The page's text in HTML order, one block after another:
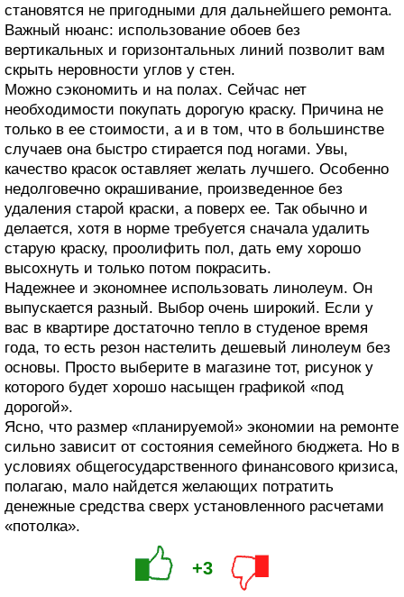
становятся не пригодными для дальнейшего ремонта.
Важный нюанс: использование обоев без
вертикальных и горизонтальных линий позволит вам
скрыть неровности углов у стен.
Можно сэкономить и на полах. Сейчас нет
необходимости покупать дорогую краску. Причина не
только в ее стоимости, а и в том, что в большинстве
случаев она быстро стирается под ногами. Увы,
качество красок оставляет желать лучшего. Особенно
недолговечно окрашивание, произведенное без
удаления старой краски, а поверх ее. Так обычно и
делается, хотя в норме требуется сначала удалить
старую краску, проолифить пол, дать ему хорошо
высохнуть и только потом покрасить.
Надежнее и экономнее использовать линолеум. Он
выпускается разный. Выбор очень широкий. Если у
вас в квартире достаточно тепло в студеное время
года, то есть резон настелить дешевый линолеум без
основы. Просто выберите в магазине тот, рисунок у
которого будет хорошо насыщен графикой «под
дорогой».
Ясно, что размер «планируемой» экономии на ремонте
сильно зависит от состояния семейного бюджета. Но в
условиях общегосударственного финансового кризиса,
полагаю, мало найдется желающих потратить
денежные средства сверх установленного расчетами
«потолка».
+3